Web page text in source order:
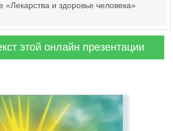
«Лекарства и здоровье человека»
этой онлайн презентации